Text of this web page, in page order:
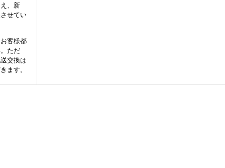
、新
せてい
客様都
ただ
交換は
ます。